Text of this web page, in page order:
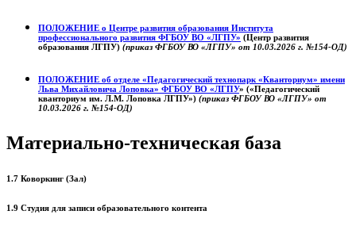
ПОЛОЖЕНИЕ о Центре развития образования Института
профессионального развития ФГБОУ ВО «ЛГПУ» (Центр развития
образования ЛГПУ) (приказ ФГБОУ ВО «ЛГПУ» от 10.03.2026 г. №154-ОД)
ПОЛОЖЕНИЕ об отделе «Педагогический технопарк «Кванториум» имени
Льва Михайловича Лоповка» ФГБОУ ВО «ЛГПУ» («Педагогический
кванториум им. Л.М. Лоповка ЛГПУ») (приказ ФГБОУ ВО «ЛГПУ» от
10.03.2026 г. №154-ОД)
Материально-техническая база
1.7 Коворкинг (Зал)
1.9 Студия для записи образовательного контента